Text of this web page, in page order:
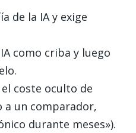
de la IA y exige
como criba y luego
el coste oculto de
a un comparador,
durante meses»).